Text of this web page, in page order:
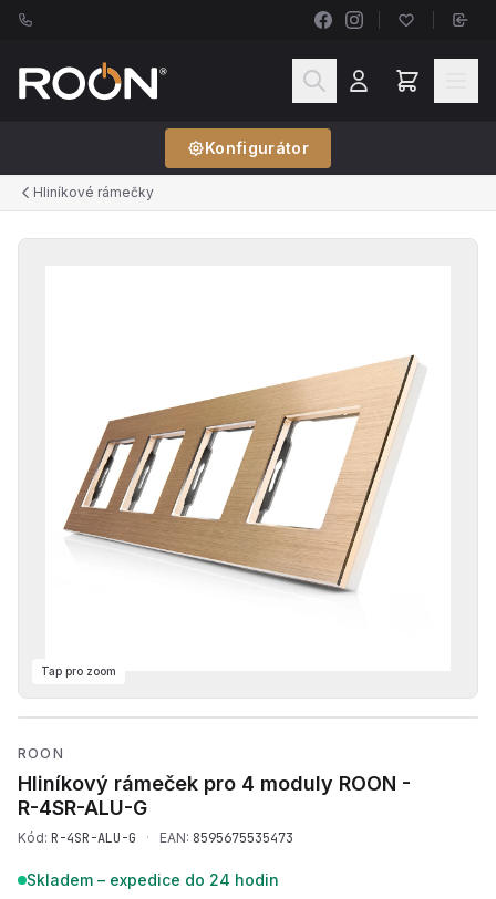
Konfigurátor
Hliníkové rámečky
Tap pro zoom
ROON
Hliníkový rámeček pro 4 moduly ROON -
R-4SR-ALU-G
Kód: R-4SR-ALU-G · EAN: 8595675535473
Skladem – expedice do 24 hodin